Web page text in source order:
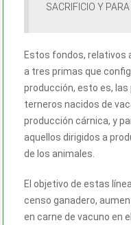
SACRIFICIO Y
Estos fondos, relativos
a tres primas que
producción, esto es,
terneros nacidos de
producción cárnica, y
aquellos dirigidos a
de los animales.
El objetivo de estas
censo ganadero,
en carne de vacuno en